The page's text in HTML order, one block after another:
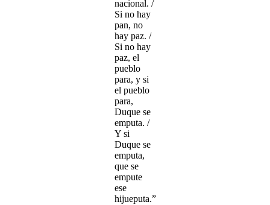
nacional. /
Si no hay
pan, no
hay paz. /
Si no hay
paz, el
pueblo
para, y si
el pueblo
para,
Duque se
emputa. /
Y si
Duque se
emputa,
que se
empute
ese
hijueputa.”